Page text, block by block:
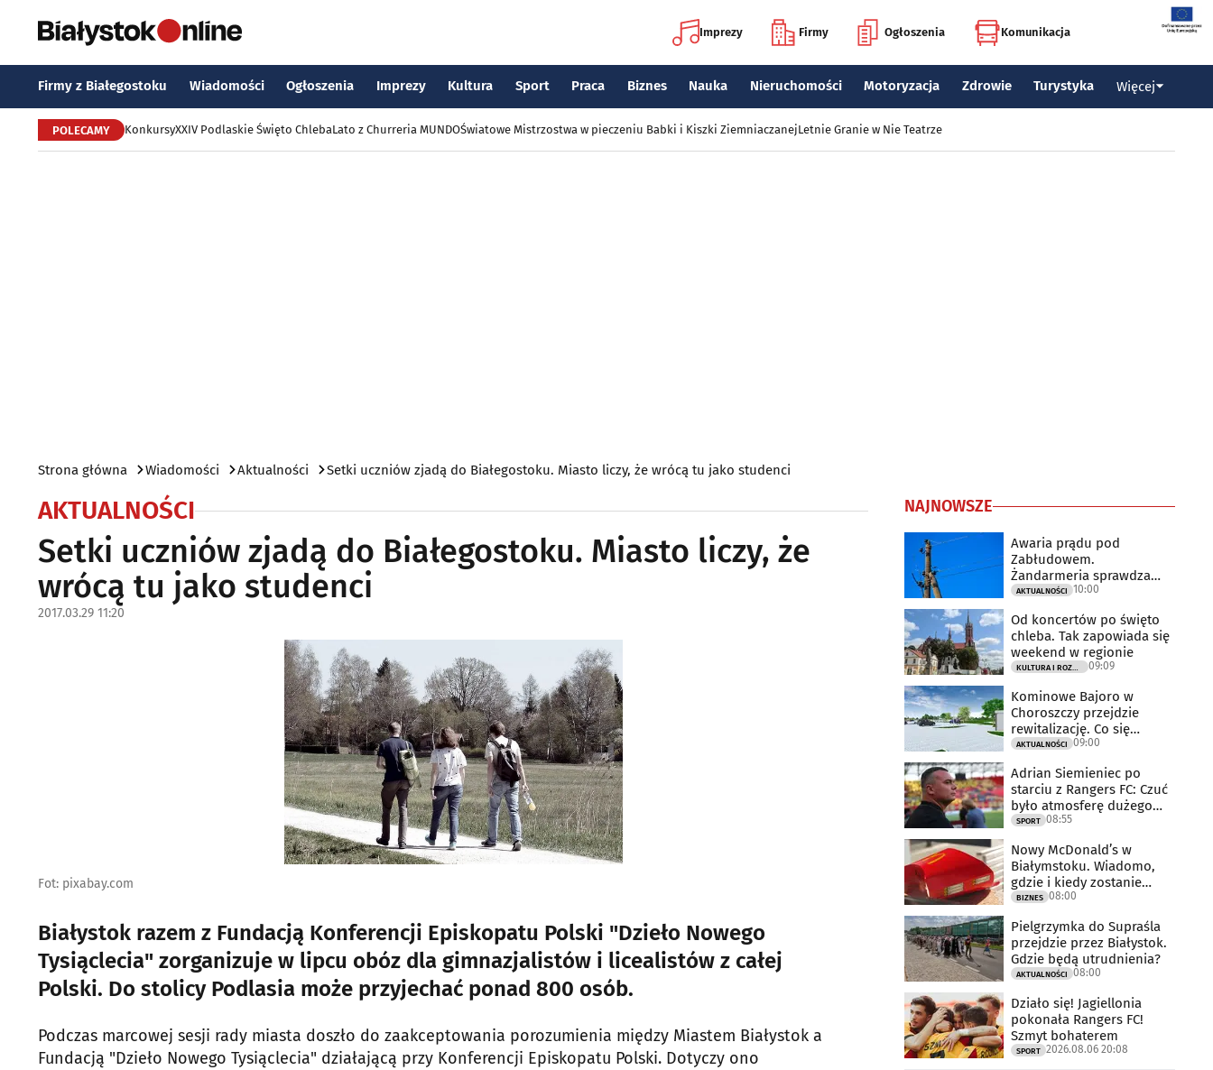
Imprezy Firmy Ogłoszenia Komunikacja
Firmy z Białegostoku Wiadomości Ogłoszenia Imprezy Kultura Sport Praca Biznes Nauka Nieruchomości Motoryzacja Zdrowie Turystyka Więcej
POLECAMY KonkursyXXIV Podlaskie Święto ChlebaLato z Churreria MUNDOŚwiatowe Mistrzostwa w pieczeniu Babki i Kiszki ZiemniaczanejLetnie Granie w Nie Teatrze
Strona główna Wiadomości Aktualności Setki uczniów zjadą do Białegostoku. Miasto liczy, że wrócą tu jako studenci
AKTUALNOŚCI
Setki uczniów zjadą do Białegostoku. Miasto liczy, że
wrócą tu jako studenci
2017.03.29 11:20
Fot: pixabay.com
Białystok razem z Fundacją Konferencji Episkopatu Polski "Dzieło Nowego
Tysiąclecia" zorganizuje w lipcu obóz dla gimnazjalistów i licealistów z całej
Polski. Do stolicy Podlasia może przyjechać ponad 800 osób.
Podczas marcowej sesji rady miasta doszło do zaakceptowania porozumienia między Miastem Białystok a
Fundacją "Dzieło Nowego Tysiąclecia" działającą przy Konferencji Episkopatu Polski. Dotyczy ono
NAJNOWSZE
Awaria prądu pod
Zabłudowem.
Żandarmeria sprawdza
udział śmigłowca
AKTUALNOŚCI 10:00
Od koncertów po święto
chleba. Tak zapowiada się
weekend w regionie
09:09
Kominowe Bajoro w
Choroszczy przejdzie
rewitalizację. Co się
zmieni?
AKTUALNOŚCI 09:00
Adrian Siemieniec po
starciu z Rangers FC: Czuć
było atmosferę dużego
meczu
SPORT 08:55
Nowy McDonald’s w
Białymstoku. Wiadomo,
gdzie i kiedy zostanie
otwarty
BIZNES 08:00
Pielgrzymka do Supraśla
przejdzie przez Białystok.
Gdzie będą utrudnienia?
AKTUALNOŚCI 08:00
Działo się! Jagiellonia
pokonała Rangers FC!
Szmyt bohaterem
SPORT 2026.08.06 20:08